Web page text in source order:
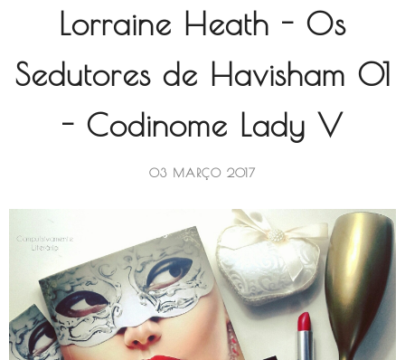
Lorraine Heath - Os
Sedutores de Havisham 01
- Codinome Lady V
03 MARÇO 2017